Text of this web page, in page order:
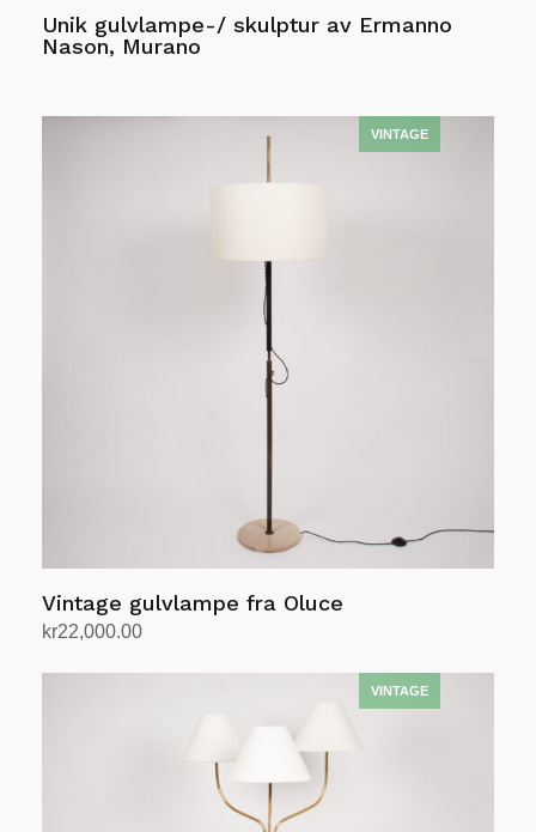
Unik gulvlampe-/ skulptur av Ermanno
Nason, Murano
Vintage gulvlampe fra Oluce
kr22,000.00